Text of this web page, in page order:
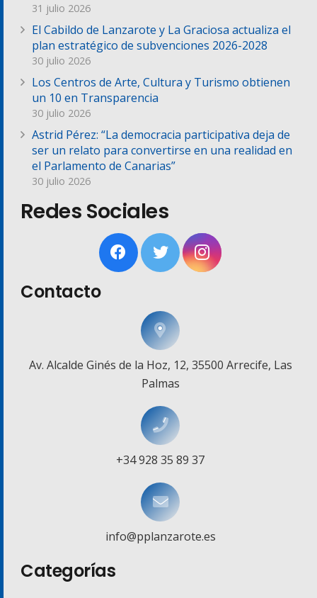
31 julio 2026
El Cabildo de Lanzarote y La Graciosa actualiza el
plan estratégico de subvenciones 2026-2028
30 julio 2026
Los Centros de Arte, Cultura y Turismo obtienen
un 10 en Transparencia
30 julio 2026
Astrid Pérez: “La democracia participativa deja de
ser un relato para convertirse en una realidad en
el Parlamento de Canarias”
30 julio 2026
Redes Sociales
Contacto
Av. Alcalde Ginés de la Hoz, 12, 35500 Arrecife, Las
Palmas
+34 928 35 89 37
info@pplanzarote.es
Categorías